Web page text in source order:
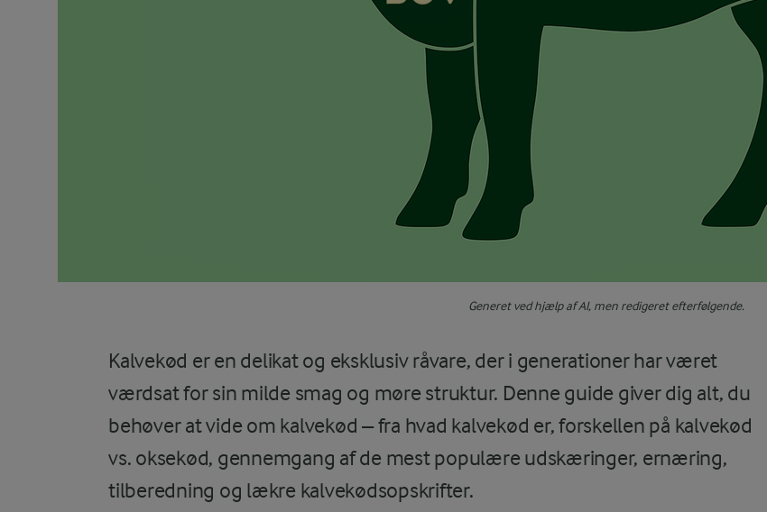
Generet ved hjælp af AI, men redigeret efterfølgende.
Kalvekød er en delikat og eksklusiv råvare, der i generationer har været
værdsat for sin milde smag og møre struktur. Denne guide giver dig alt, du
behøver at vide om kalvekød – fra hvad kalvekød er, forskellen på kalvekød
vs. oksekød, gennemgang af de mest populære udskæringer, ernæring,
tilberedning og lækre kalvekødsopskrifter.